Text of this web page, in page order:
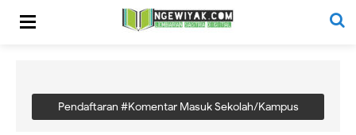
Pendaftaran #Komentar Masuk Sekolah/Kampus